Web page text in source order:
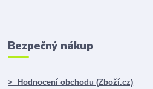
Bezpečný nákup
> Hodnocení obchodu (Zboží.cz)